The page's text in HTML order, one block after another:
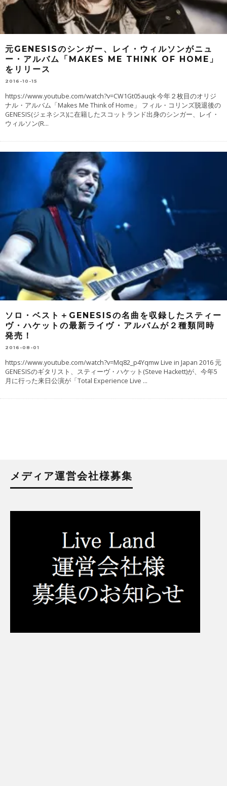
元GENESISのシンガー、レイ・ウィルソンがニュ
ー・アルバム「MAKES ME THINK OF HOME」
をリリース
2016-10-15
https://www.youtube.com/watch?v=CW1Gt05auqk 今年２枚目のオリジ
ナル・アルバム「Makes Me Think of Home」 フィル・コリンズ脱退後の
GENESIS(ジェネシス)に在籍したスコットランド出身のシンガー、レイ・
ウィルソン(R...
ソロ・ベスト＋GENESISの名曲を収録したスティー
ヴ・ハケットの最新ライヴ・アルバムが２種類同時
発売！
2016-08-01
https://www.youtube.com/watch?v=Mq82_p4Yqmw Live in Japan 2016 元
GENESISのギタリスト、スティーヴ・ハケット(Steve Hackett)が、今年5
月に行った来日公演が「Total Experience Live ...
メディア運営会社様募集